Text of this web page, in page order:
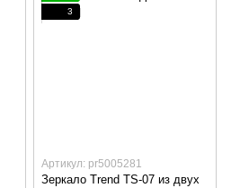
3
Артикул: pr5005281
Зеркало Trend TS-07 из двух